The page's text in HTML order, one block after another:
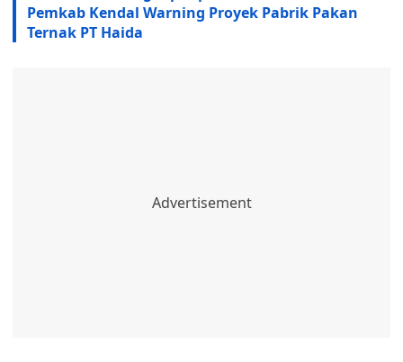
Pemkab Kendal Warning Proyek Pabrik Pakan
Ternak PT Haida